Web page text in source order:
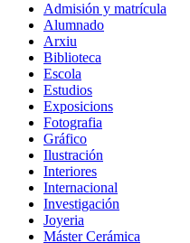
Admisión y matrícula
Alumnado
Arxiu
Biblioteca
Escola
Estudios
Exposicions
Fotografia
Gráfico
Ilustración
Interiores
Internacional
Investigación
Joyeria
Máster Cerámica